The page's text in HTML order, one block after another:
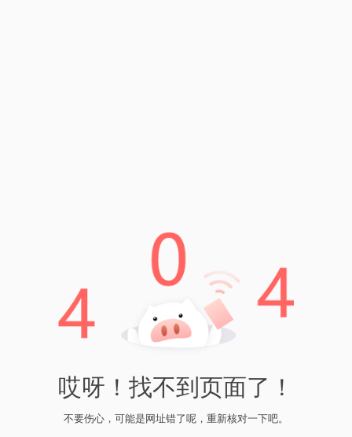
哎呀！找不到页面了！
不要伤心，可能是网址错了呢，重新核对一下吧。